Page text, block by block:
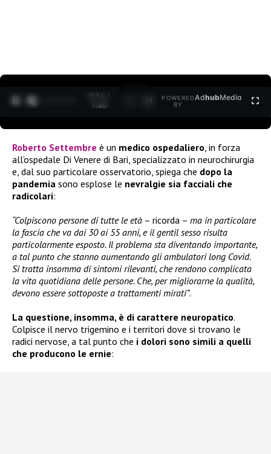
0:15 /
1:40
POWERED
BY
AdhubMedia
Roberto Settembre è un medico ospedaliero , in forza
all’ospedale Di Venere di Bari, specializzato in neurochirurgia
e, dal suo particolare osservatorio, spiega che dopo la
pandemia sono esplose le nevralgie sia facciali che
radicolari:
“Colpiscono persone di tutte le età – ricorda – ma in particolare
la fascia che va dai 30 ai 55 anni, e il gentil sesso risulta
particolarmente esposto. Il problema sta diventando importante,
a tal punto che stanno aumentando gli ambulatori long Covid.
Si tratta insomma di sintomi rilevanti, che rendono complicata
la vita quotidiana delle persone. Che, per migliorarne la qualità,
devono essere sottoposte a trattamenti mirati”.
La questione, insomma, è di carattere neuropatico.
Colpisce il nervo trigemino e i territori dove si trovano le
radici nervose, a tal punto che i dolori sono simili a quelli
che producono le ernie: